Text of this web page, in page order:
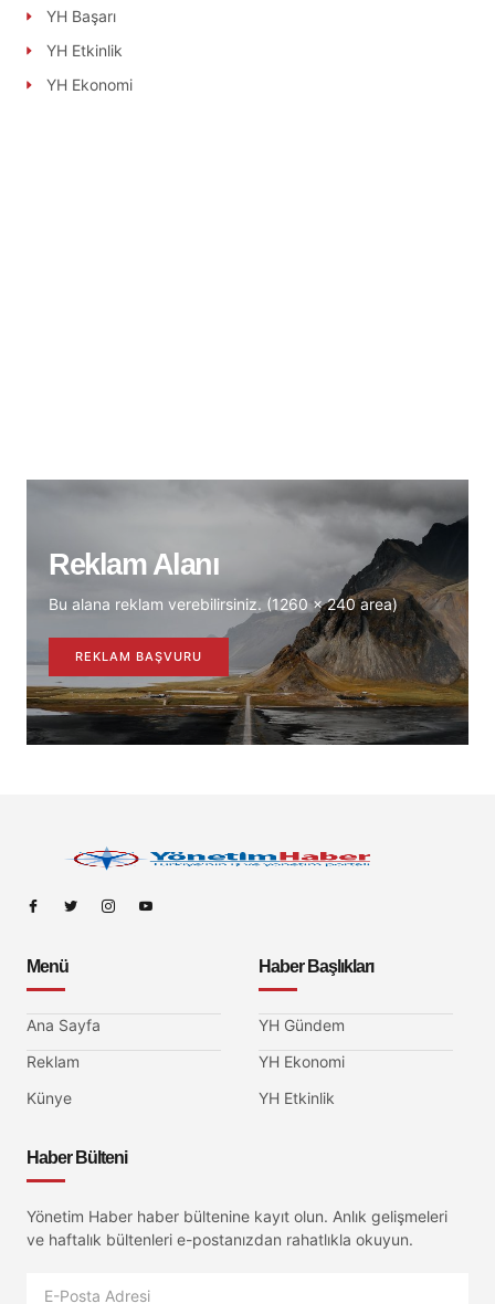
YH Başarı
YH Etkinlik
YH Ekonomi
Reklam Alanı
Bu alana reklam verebilirsiniz. (1260 x 240 area)
REKLAM BAŞVURU
Menü
Ana Sayfa
Reklam
Künye
Haber Başlıkları
YH Gündem
YH Ekonomi
YH Etkinlik
Haber Bülteni
Yönetim Haber haber bültenine kayıt olun. Anlık gelişmeleri
ve haftalık bültenleri e-postanızdan rahatlıkla okuyun.